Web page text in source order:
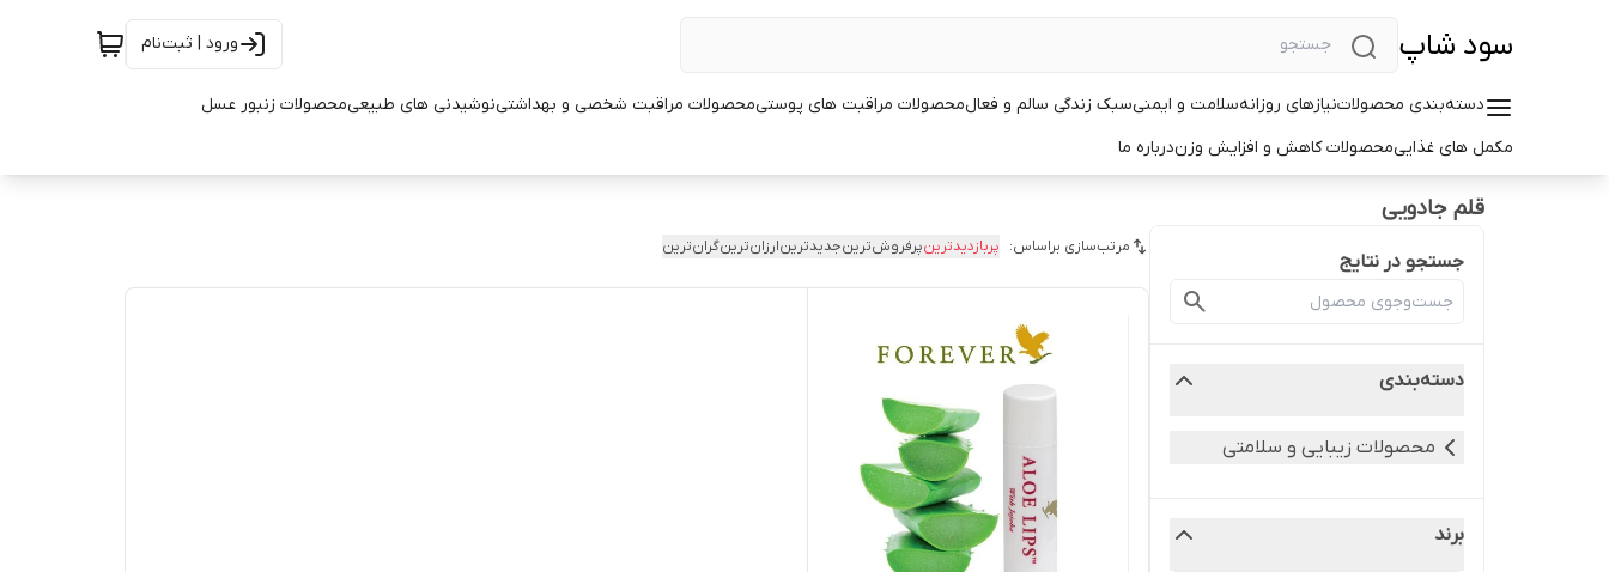
سود شاپ ورود | ثبت‌نام
دسته‌بندی محصولاتنیازهای روزانهسلامت و ایمنیسبک زندگی سالم و فعالمحصولات مراقبت های پوستیمحصولات مراقبت شخصی و بهداشتینوشیدنی های طبیعیمحصولات زنبور عسل
مکمل های غذاییمحصولات کاهش و افزایش وزندرباره ما
قلم جادویی
جستجو در نتایج
دسته‌بندی
محصولات زیبایی و سلامتی
برند
مرتب‌سازی براساس: پربازدیدترینپرفروش‌ترینجدیدترینارزان‌ترینگران‌ترین